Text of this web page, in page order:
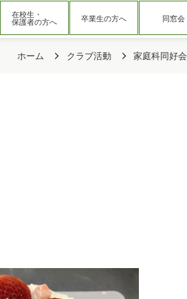
在校生・
保護者の方へ 卒業生の方へ 同窓会
ホーム クラブ活動 家庭科同好会